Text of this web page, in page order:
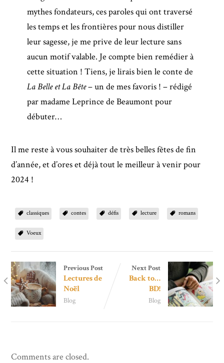
mythes fondateurs, ces paroles qui ont traversé
les temps et les frontières pour nous distiller
leur sagesse, je me prive de leur lecture sans
aucun motif valable. Je compte bien remédier à
cette situation ! Tiens, je lirais bien le conte de
La Belle et La Bête– un de mes favoris ! – rédigé
par madame Leprince de Beaumont pour
débuter…
Il me reste à vous souhaiter de très belles fêtes de fin
d’année, et d’ores et déjà tout le meilleur à venir pour
2024 !
classiques contes défis lecture romans
Voeux
Previous Post
Lectures de
Noël
Blog
Next Post
Back to…
BD!
Blog
Comments are closed.